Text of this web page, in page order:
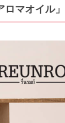
マオイル」